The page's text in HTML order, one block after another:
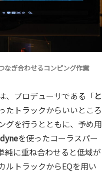
なぎ合わせるコンピング作業
、プロデューサである「と
たトラックからいいところ
グを行うとともに、予め用
を使ったコーラスパー
純に重ね合わせると低域が
ルトラックからEQを用い